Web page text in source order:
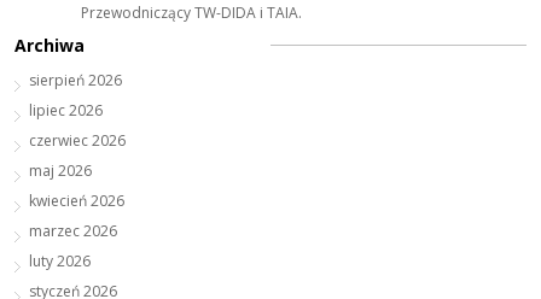
Przewodniczący TW-DIDA i TAIA.
Archiwa
sierpień 2026
lipiec 2026
czerwiec 2026
maj 2026
kwiecień 2026
marzec 2026
luty 2026
styczeń 2026